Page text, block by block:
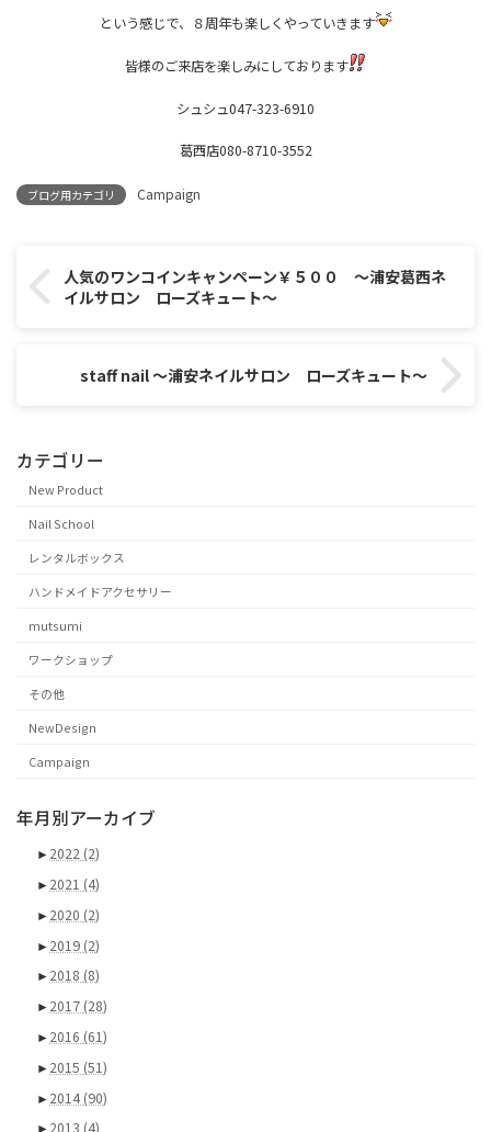
という感じで、８周年も楽しくやっていきます
皆様のご来店を楽しみにしております
シュシュ047-323-6910
葛西店080-8710-3552
ブログ用カテゴリ Campaign
人気のワンコインキャンペーン￥５００ ～浦安葛西ネ
イルサロン ローズキュート～
staff nail ～浦安ネイルサロン ローズキュート～
カテゴリー
New Product
Nail School
レンタルボックス
ハンドメイドアクセサリー
mutsumi
ワークショップ
その他
NewDesign
Campaign
年月別アーカイブ
►2022 (2)
►2021 (4)
►2020 (2)
►2019 (2)
►2018 (8)
►2017 (28)
►2016 (61)
►2015 (51)
►2014(90)
►2013 (4)